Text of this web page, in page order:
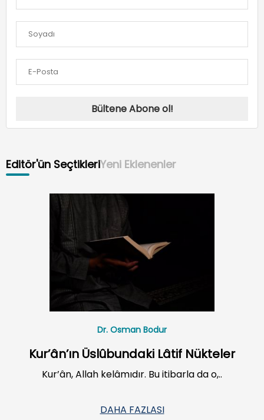
Bültene Abone ol!
Editör'ün SeçtikleriYeni Eklenenler
Dr. Osman Bodur
Kur’ân’ın Üslûbundaki Lâtif Nükteler
Kur’ân, Allah kelâmıdır. Bu itibarla da o,..
DAHA FAZLASI